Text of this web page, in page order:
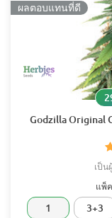
Godzilla Original
เป็น
ผลตอบแทนที่ดี
แพ็
1 3+3